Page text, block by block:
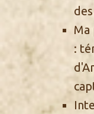
Ma
: